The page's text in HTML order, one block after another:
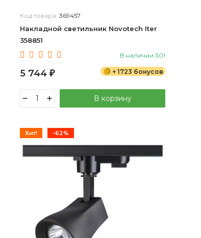
Код товара:369457
Накладной светильник Novotech Iter
358851
В наличии 301
5 744₽ + 1723 бонусов
В корзину
Хит! -62%